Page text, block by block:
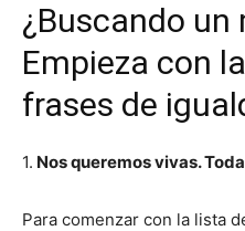
¿Buscando un
Empieza con
frases de
1. Nos queremos vivas.
Para comenzar con la lista